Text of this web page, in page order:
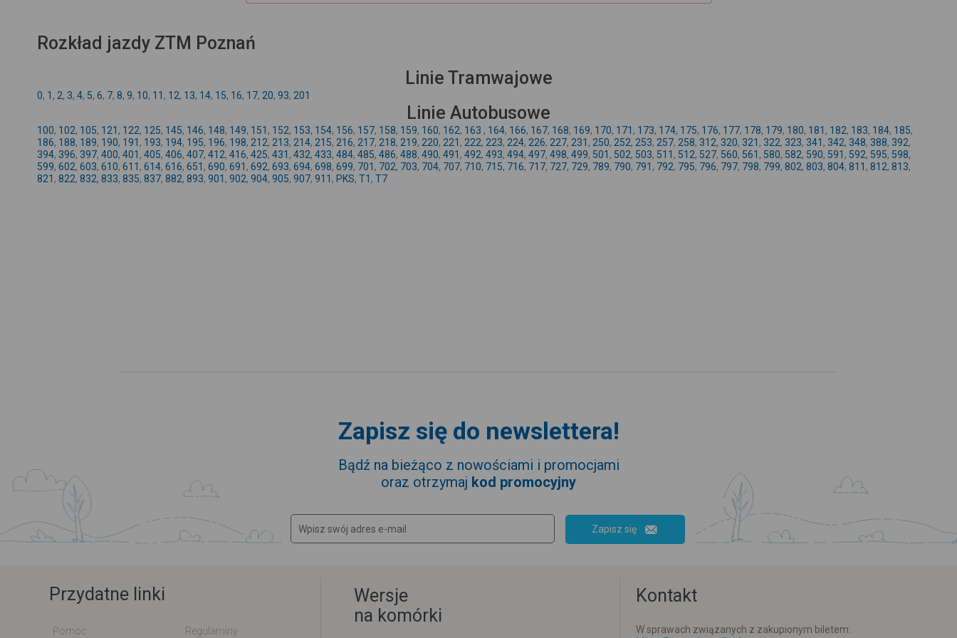
Rozkład jazdy ZTM Poznań
Linie Tramwajowe
0, 1 , 2, 3, 4, 5, 6, 7, 8, 9, 10, 11 , 12, 13, 14, 15, 16, 17, 20, 93, 201
Linie Autobusowe
100, 102, 105, 121 , 122, 125, 145, 146, 148, 149, 151 , 152, 153, 154, 156, 157, 158, 159, 160, 162, 163 , 164, 166, 167, 168, 169, 170, 171 , 173, 174, 175, 176, 177, 178, 179, 180, 181 , 182, 183, 184, 185,
186, 188, 189, 190, 191 , 193, 194, 195, 196, 198, 212, 213, 214, 215, 216, 217, 218, 219, 220, 221 , 222, 223, 224, 226, 227, 231 , 250, 252, 253, 257, 258, 312, 320, 321 , 322, 323, 341 , 342, 348, 388, 392,
394, 396, 397, 400, 401 , 405, 406, 407, 412, 416, 425, 431 , 432, 433, 484, 485, 486, 488, 490, 491 , 492, 493, 494, 497, 498, 499, 501 , 502, 503, 511 , 512, 527, 560, 561 , 580, 582, 590, 591 , 592, 595, 598,
599, 602, 603, 610, 611 , 614, 616, 651 , 690, 691 , 692, 693, 694, 698, 699, 701 , 702, 703, 704, 707, 710, 715, 716, 717, 727, 729, 789, 790, 791 , 792, 795, 796, 797, 798, 799, 802, 803, 804, 811 , 812, 813,
821 , 822, 832, 833, 835, 837, 882, 893, 901 , 902, 904, 905, 907, 911 , PKS, T1 , T7
Zapisz się do newslettera!
Bądź na bieżąco z nowościami i promocjami
oraz otrzymaj kod promocyjny
Zapisz się
Przydatne linki
Pomoc Regulaminy
Wersje
na komórki
Kontakt
W sprawach związanych z zakupionym biletem: